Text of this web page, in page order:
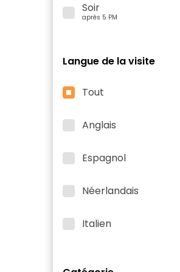
Soir
après 5 PM
Langue de la visite
Tout
Anglais
Espagnol
Néerlandais
Italien